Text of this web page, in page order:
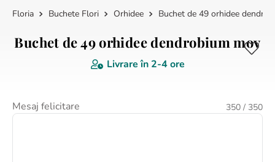
Buchete Flori Orhidee Buchet de 49 orhidee
Buchet de 49 orhidee dendrobium mov
Livrare în 2-4 ore
Mesaj felicitare 350 / 350
CĂUTĂRI POPULARE
5